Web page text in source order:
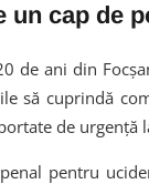
un cap de
de ani din
să cuprindă
de urgență
pentru